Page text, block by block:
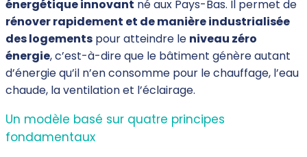
énergétique innovant né aux Pays-Bas. Il permet de
rénover rapidement et de manière industrialisée
des logements pour atteindre le niveau zéro
énergie, c’est-à-dire que le bâtiment génère autant
d’énergie qu’il n’en consomme pour le chauffage, l’eau
chaude, la ventilation et l’éclairage.
Un modèle basé sur quatre principes
fondamentaux